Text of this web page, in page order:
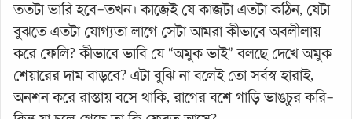
ততটা ভারি হবে–তখন। কাজেই যে কাজটা এতটা কঠিন, যেটা
বুঝতে এতটা যোগ্যতা লাগে সেটা আমরা কীভাবে অবলীলায়
করে ফেলি? কীভাবে ভাবি যে “অমুক ভাই” বলছে দেখে অমুক
শেয়ারের দাম বাড়বে? এটা বুঝি না বলেই তো সর্বস্ব হারাই,
অনশন করে রাস্তায় বসে থাকি, রাগের বশে গাড়ি ভাঙচুর করি–